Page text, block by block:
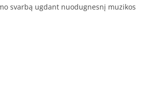
svarbą ugdant nuodugnesnį muzikos